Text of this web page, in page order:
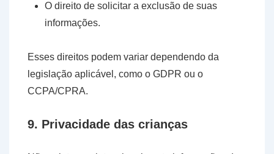
O direito de solicitar a exclusão de suas
informações.
Esses direitos podem variar dependendo da
legislação aplicável, como o GDPR ou o
CCPA/CPRA.
9. Privacidade das crianças